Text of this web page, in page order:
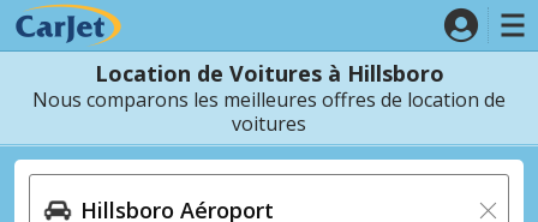
Location de Voitures à Hillsboro
Nous comparons les meilleures offres de location de
voitures